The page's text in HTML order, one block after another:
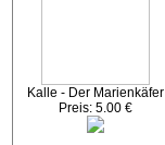
Kalle - Der Marienkäfer
Preis: 5.00 €